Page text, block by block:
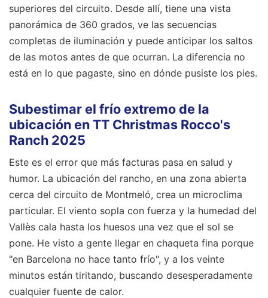
superiores del circuito. Desde allí, tiene una vista
panorámica de 360 grados, ve las secuencias
completas de iluminación y puede anticipar los saltos
de las motos antes de que ocurran. La diferencia no
está en lo que pagaste, sino en dónde pusiste los pies.
Subestimar el frío extremo de la
ubicación en TT Christmas Rocco's
Ranch 2025
Este es el error que más facturas pasa en salud y
humor. La ubicación del rancho, en una zona abierta
cerca del circuito de Montmeló, crea un microclima
particular. El viento sopla con fuerza y la humedad del
Vallès cala hasta los huesos una vez que el sol se
pone. He visto a gente llegar en chaqueta fina porque
"en Barcelona no hace tanto frío", y a los veinte
minutos están tiritando, buscando desesperadamente
cualquier fuente de calor.